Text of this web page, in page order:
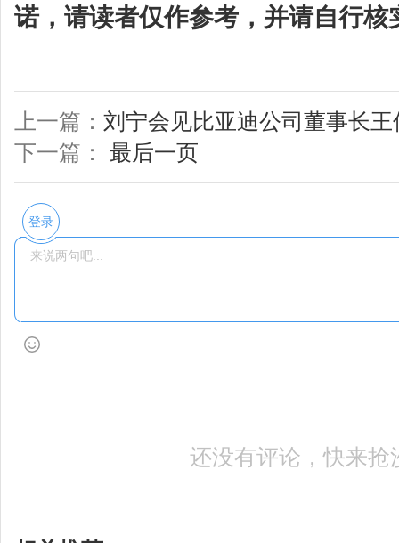
诺，请读者仅作参考，并请自行核
上一篇： 刘宁会见比亚迪公司董事长王
下一篇： 最后一页
登录
还没有评论，快来抢